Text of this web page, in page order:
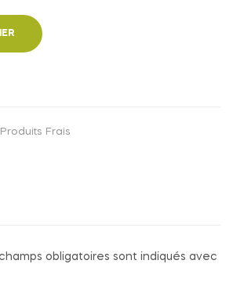
Produits Frais
obligatoires sont indiqués avec